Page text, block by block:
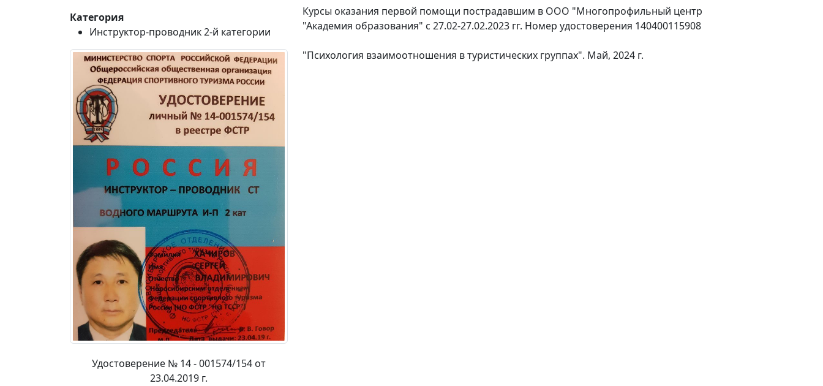
Категория
Инструктор-проводник 2-й категории
Удостоверение № 14 - 001574/154 от
23.04.2019 г.
Курсы оказания первой помощи пострадавшим в ООО "Многопрофильный центр
"Академия образования" с 27.02-27.02.2023 гг. Номер удостоверения 140400115908
"Психология взаимоотношения в туристических группах". Май, 2024 г.